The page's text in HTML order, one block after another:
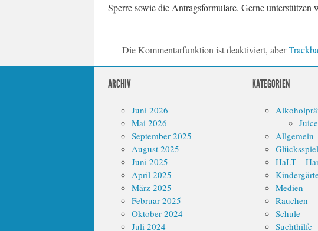
Sperre sowie die Antragsformulare. Gerne unterstützen
Die Kommentarfunktion ist deaktiviert, aber
ARCHIV
Juni 2026
Mai 2026
September 2025
August 2025
Juni 2025
April 2025
März 2025
Februar 2025
Oktober 2024
Juli 2024
KATEGORIEN
Allgemein
HaLT –
Medien
Rauchen
Schule
Suchthilfe